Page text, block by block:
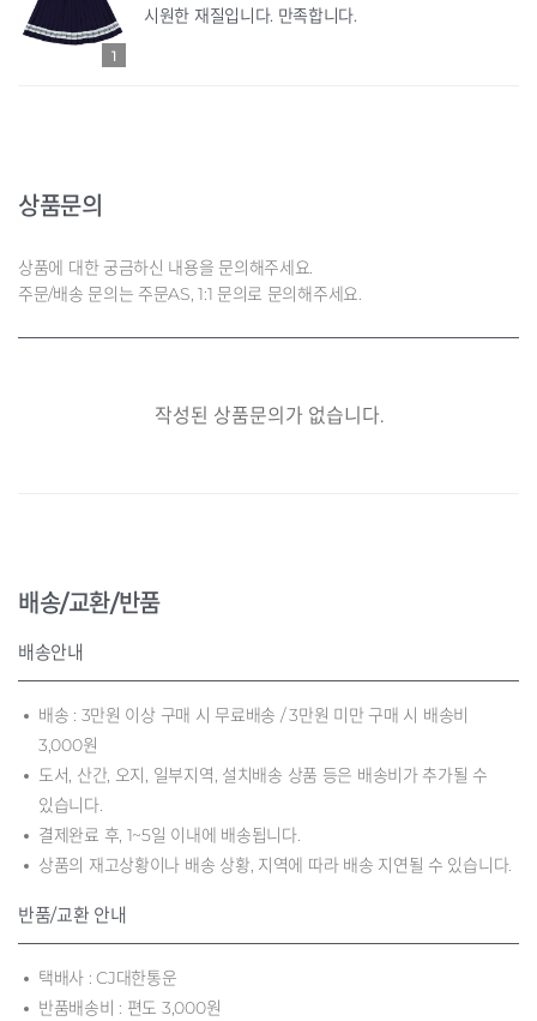
1
시원한 재질입니다. 만족합니다.
상품문의
상품에 대한 궁금하신 내용을 문의해주세요.
주문/배송 문의는 주문AS, 1:1 문의로 문의해주세요.
작성된 상품문의가 없습니다.
배송/교환/반품
배송안내
배송 : 3만원 이상 구매 시 무료배송 / 3만원 미만 구매 시 배송비
3,000원
도서, 산간, 오지, 일부지역, 설치배송 상품 등은 배송비가 추가될 수
있습니다.
결제완료 후, 1~5일 이내에 배송됩니다.
상품의 재고상황이나 배송 상황, 지역에 따라 배송 지연될 수 있습니다.
반품/교환 안내
택배사 : CJ대한통운
반품배송비 : 편도 3,000원